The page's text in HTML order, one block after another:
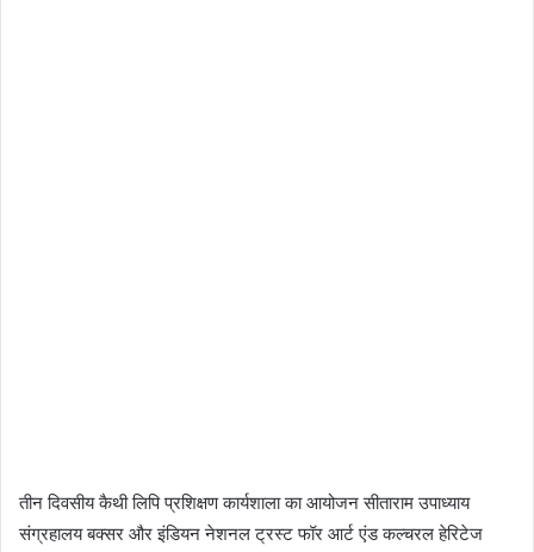
तीन दिवसीय कैथी लिपि प्रशिक्षण कार्यशाला का आयोजन सीताराम उपाध्याय
संग्रहालय बक्सर और इंडियन नेशनल ट्रस्ट फॉर आर्ट एंड कल्चरल हेरिटेज